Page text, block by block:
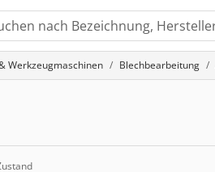
Werkzeugmaschinen Blechbearbeitung